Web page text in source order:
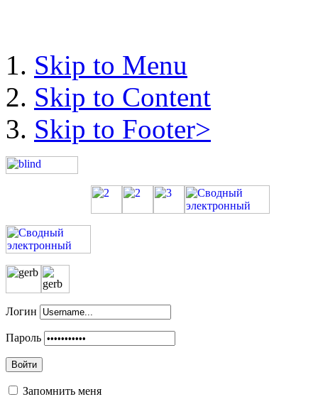
Skip to Menu
Skip to Content
Skip to Footer>
Логин
Пароль
Войти
Запомнить меня